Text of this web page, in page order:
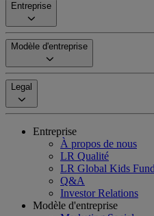
Entreprise
Modèle d'entreprise
Legal
Entreprise
À propos de nous
LR Qualité
LR Global Kids Fund
Q&A
Investor Relations
Modèle d'entreprise